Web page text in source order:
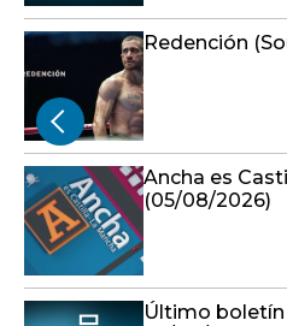
Redención
Ancha es
(05/08/2026)
Último